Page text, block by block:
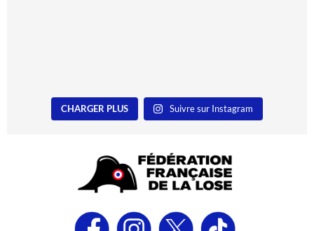
CHARGER PLUS Suivre sur Instagram